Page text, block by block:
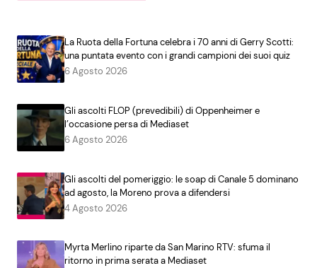
La Ruota della Fortuna celebra i 70 anni di Gerry Scotti:
una puntata evento con i grandi campioni dei suoi quiz
6 Agosto 2026
Gli ascolti FLOP (prevedibili) di Oppenheimer e
l’occasione persa di Mediaset
6 Agosto 2026
Gli ascolti del pomeriggio: le soap di Canale 5 dominano
ad agosto, la Moreno prova a difendersi
4 Agosto 2026
Myrta Merlino riparte da San Marino RTV: sfuma il
ritorno in prima serata a Mediaset